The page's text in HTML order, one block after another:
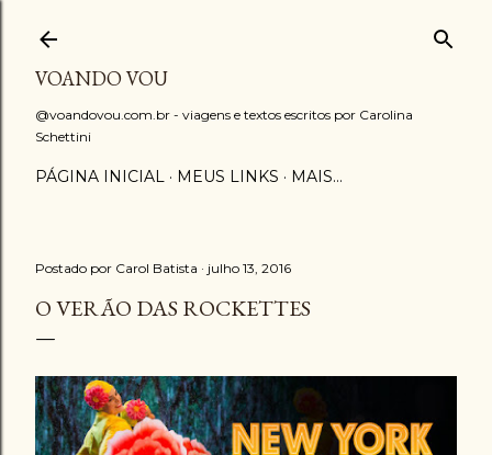
VOANDO VOU
@voandovou.com.br - viagens e textos escritos por Carolina
Schettini
PÁGINA INICIAL MEUS LINKS MAIS…
Postado por Carol Batista julho 13, 2016
O VERÃO DAS ROCKETTES